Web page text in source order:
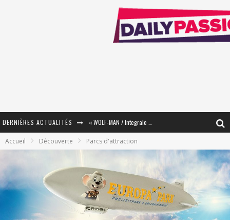
DERNIÈRES ACTUALITÉS
« Mon Village Révolté » - Combattre un Projet !
Star Fox
Accueil Découverte Parcs d'attraction